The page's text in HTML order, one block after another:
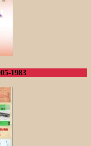
1983